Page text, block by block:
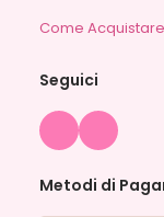
Come Acquistare
Seguici
Metodi di